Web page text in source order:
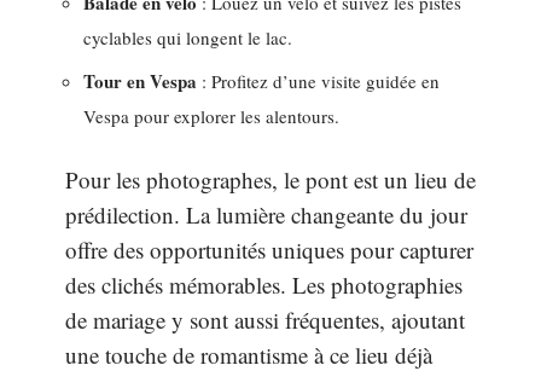
cyclables qui longent le lac.
Tour en Vespa : Profitez d’une visite guidée en
Vespa pour explorer les alentours.
Pour les photographes, le pont est un lieu de
prédilection. La lumière changeante du jour
offre des opportunités uniques pour capturer
des clichés mémorables. Les photographies
de mariage y sont aussi fréquentes, ajoutant
une touche de romantisme à ce lieu déjà